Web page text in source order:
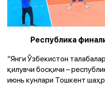
Республика
“Янги Ўзбекистон
қилувчи босқичи –
июнь кунлари Тошкент